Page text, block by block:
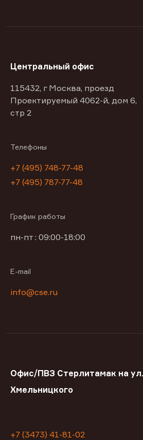
Центральный офис
115432, г Москва, проезд
Проектируемый 4062-й, дом 6,
стр 2
Телефоны
+7 (495) 748-77-48
+7 (495) 787-77-48
График работы
пн-пт : 09:00-18:00
E-mail
info@cse.ru
Офис/ПВЗ Стерлитамак на
Хмельницкого
+7 (3473) 41-81-02